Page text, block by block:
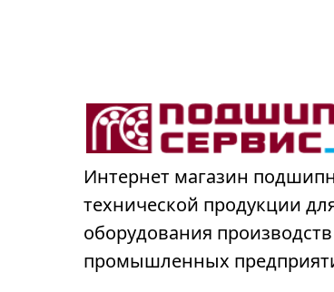
Интернет магазин
технической продукции
оборудования
промышленных